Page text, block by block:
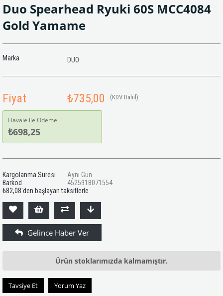
Duo Spearhead Ryuki 60S MCC4084
Gold Yamame
Marka DUO
Fiyat ₺735,00 (KDV Dahil)
Havale ile Ödeme
₺698,25
Kargolanma Süresi
Aynı Gün
Barkod
4525918071554
₺82,08'den başlayan taksitlerle
Ürün stoklarımızda kalmamıştır.
Tavsiye Et Yorum Yaz